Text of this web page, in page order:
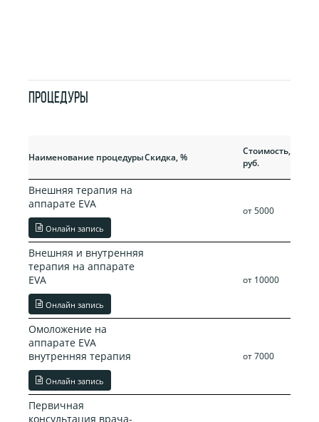
ПРОЦЕДУРЫ
Наименование процедурыСкидка, %
Стоимость,
руб.
Внешняя терапия на
аппарате EVA
Онлайн запись
от 5000
Внешняя и внутренняя
терапия на аппарате
EVA
Онлайн запись
от 10000
Омоложение на
аппарате EVA
внутренняя терапия
Онлайн запись
от 7000
Первичная
консультация врача-